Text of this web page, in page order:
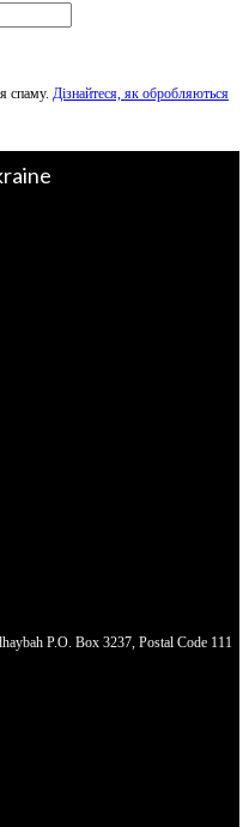
спаму. Дізнайтеся, як обробляються
P.O. Box 3237, Postal Code 111